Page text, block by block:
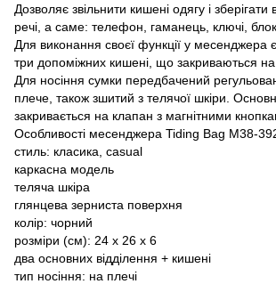
Дозволяє звільнити кишені одягу і зберігати
речі, а саме: телефон, гаманець, ключі,
Для виконання своєї функції у месенджера є
три допоміжних кишені, що закриваються на
Для носіння сумки передбачений
плече, також зшитий з телячої шкіри.
закривається на клапан з магнітними
Особливості месенджера Tiding Bag M38-
стиль: класика, casual
каркасна модель
теляча шкіра
глянцева зерниста поверхня
колір: чорний
розміри (см): 24 х 26 х 6
два основних відділення + кишені
тип носіння: на плечі